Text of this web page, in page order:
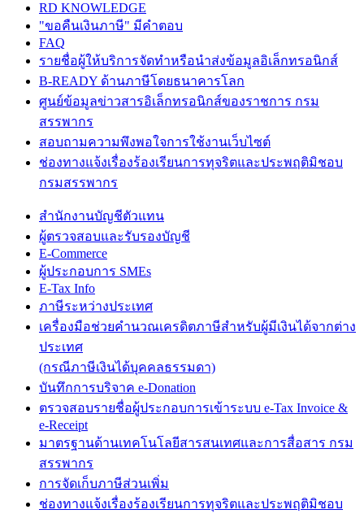
RD KNOWLEDGE
"ขอคืนเงินภาษี" มีคำตอบ
FAQ
รายชื่อผู้ให้บริการจัดทำหรือนำส่งข้อมูลอิเล็กทรอนิกส์
B-READY ด้านภาษีโดยธนาคารโลก
ศูนย์ข้อมูลข่าวสารอิเล็กทรอนิกส์ของราชการ กรม
สรรพากร
สอบถามความพึงพอใจการใช้งานเว็บไซต์
ช่องทางแจ้งเรื่องร้องเรียนการทุจริตและประพฤติมิชอบ
กรมสรรพากร
สำนักงานบัญชีตัวแทน
ผู้ตรวจสอบและรับรองบัญชี
E-Commerce
ผู้ประกอบการ SMEs
E-Tax Info
ภาษีระหว่างประเทศ
เครื่องมือช่วยคำนวณเครดิตภาษีสำหรับผู้มีเงินได้จากต่าง
ประเทศ
(กรณีภาษีเงินได้บุคคลธรรมดา)
บันทึกการบริจาค e-Donation
ตรวจสอบรายชื่อผู้ประกอบการเข้าระบบ e-Tax Invoice &
e-Receipt
มาตรฐานด้านเทคโนโลยีสารสนเทศและการสื่อสาร กรม
สรรพากร
การจัดเก็บภาษีส่วนเพิ่ม
ช่องทางแจ้งเรื่องร้องเรียนการทุจริตและประพฤติมิชอบ